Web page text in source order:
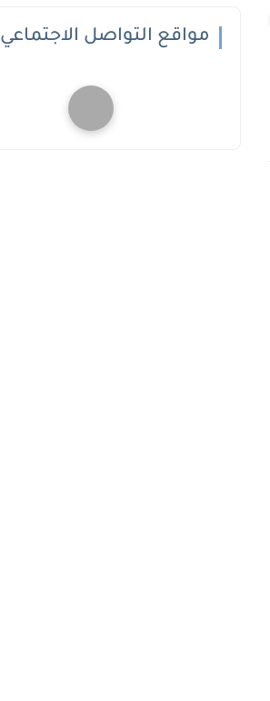
مواقع التواصل الاجتماعي